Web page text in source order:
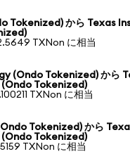
Tokenized) から Texas
TXNon に相当
(Ondo Tokenized) から
Tokenized)
TXNon に相当
Tokenized) から
Tokenized)
TXNon に相当